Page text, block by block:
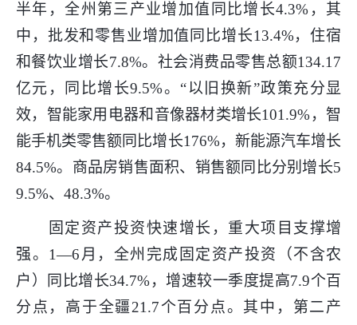
半年，全州第三产业增加值同比增长4.3%，其
中，批发和零售业增加值同比增长13.4%，住宿
和餐饮业增长7.8%。社会消费品零售总额134.17
亿元，同比增长9.5%。“以旧换新”政策充分显
效，智能家用电器和音像器材类增长101.9%，智
能手机类零售额同比增长176%，新能源汽车增长
84.5%。商品房销售面积、销售额同比分别增长5
9.5%、48.3%。
固定资产投资快速增长，重大项目支撑增
强。1—6月，全州完成固定资产投资（不含农
户）同比增长34.7%，增速较一季度提高7.9个百
分点，高于全疆21.7个百分点。其中，第二产